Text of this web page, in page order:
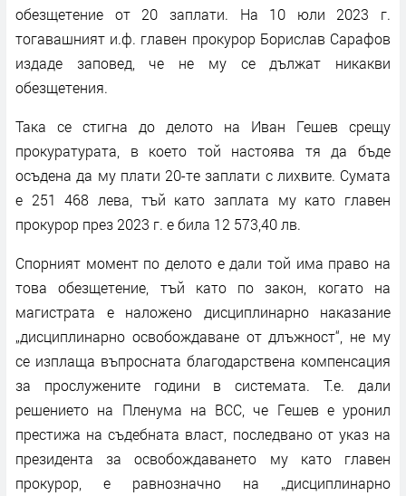
обезщетение от 20 заплати. На 10 юли 2023 г.
тогавашният и.ф. главен прокурор Борислав Сарафов
издаде заповед, че не му се дължат никакви
обезщетения.
Така се стигна до делото на Иван Гешев срещу
прокуратурата, в което той настоява тя да бъде
осъдена да му плати 20-те заплати с лихвите. Сумата
е 251 468 лева, тъй като заплата му като главен
прокурор през 2023 г. е била 12 573,40 лв.
Спорният момент по делото е дали той има право на
това обезщетение, тъй като по закон, когато на
магистрата е наложено дисциплинарно наказание
„дисциплинарно освобождаване от длъжност“, не му
се изплаща въпросната благодарствена компенсация
за прослужените години в системата. Т.е. дали
решението на Пленума на ВСС, че Гешев е уронил
престижа на съдебната власт, последвано от указ на
президента за освобождаването му като главен
прокурор, е равнозначно на „дисциплинарно